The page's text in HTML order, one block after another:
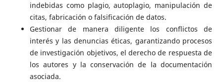
indebidas como plagio, autoplagio, manipulación de
citas, fabricación o falsificación de datos.
Gestionar de manera diligente los conflictos de
interés y las denuncias éticas, garantizando procesos
de investigación objetivos, el derecho de respuesta de
los autores y la conservación de la documentación
asociada.